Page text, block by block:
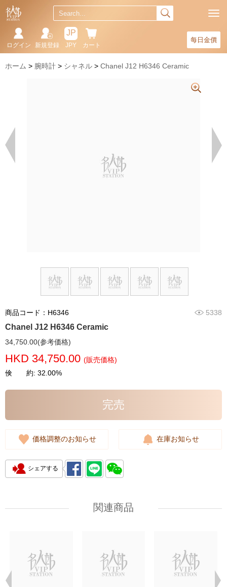
每日金價
カート
JP
JPY
新規登録
ログイン
ホーム 腕時計 シャネル Chanel J12 H6346 Ceramic
商品コード：H6346 5338
Chanel J12 H6346 Ceramic
34,750.00(参考価格)
HKD 34,750.00 (販売価格)
倹 約: 32.00%
完売
価格調整のお知らせ 在庫お知らせ
シェアする
関連商品